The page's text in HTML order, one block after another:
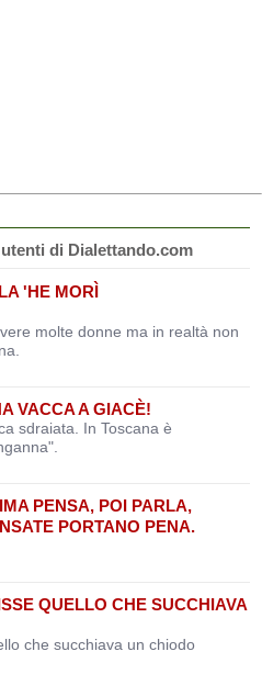
di Dialettando.com
'HE MORÌ
molte donne ma in realtà non
VACCA A GIACÈ!
sdraiata. In Toscana è
PENSA, POI PARLA,
PORTANO PENA.
QUELLO CHE SUCCHIAVA
che succhiava un chiodo